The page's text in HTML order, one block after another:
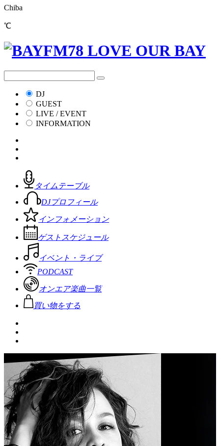
Chiba
℃
DJ
GUEST
LIVE / EVENT
INFORMATION
タイムテーブル
DJプロフィール
インフォメーション
ゲストスケジュール
イベント・ライブ
PODCAST
オンエア楽曲一覧
買い物をする